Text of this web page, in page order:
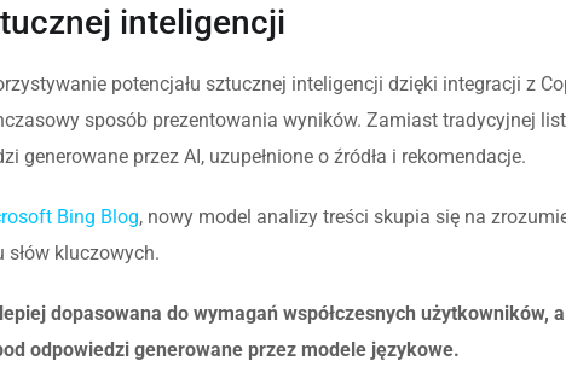
inteligencji
potencjału sztucznej inteligencji dzięki integracji z
sposób prezentowania wyników. Zamiast tradycyjnej
przez AI, uzupełnione o źródła i rekomendacje.
Bing Blog, nowy model analizy treści skupia się na
kluczowych.
dopasowana do wymagań współczesnych użytkowników, a
odpowiedzi generowane przez modele językowe.